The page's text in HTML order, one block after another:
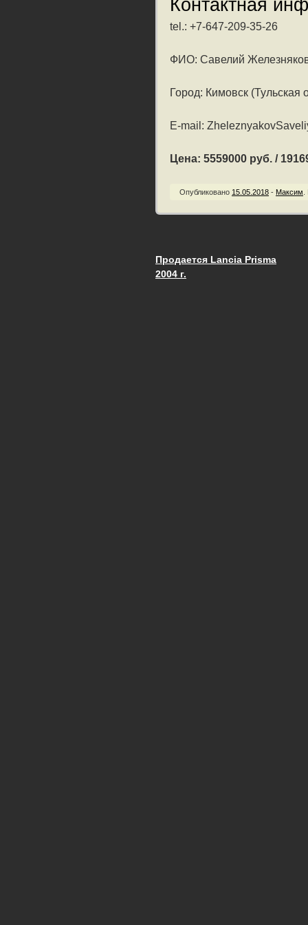
Контактная
tel.: +7-647-209-35-26
ФИО: Савелий
Город: Кимовск (Тульская
E-mail:
Цена: 5559000 руб. /
Опубликовано 15.05.2018 - Максим
Запись
Продается Lancia Prisma
2004 г.